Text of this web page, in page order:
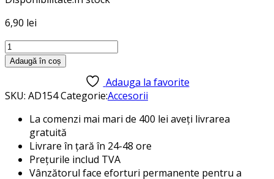
6,90 lei
Cantitate
Margele
gumate
AD154
Adaugă în coș
Adauga la favorite
SKU: AD154Categorie:Accesorii
La comenzi mai mari de 400 lei aveți livrarea
gratuită
Livrare în țară în 24-48 ore
Prețurile includ TVA
Vânzătorul face eforturi permanente pentru a